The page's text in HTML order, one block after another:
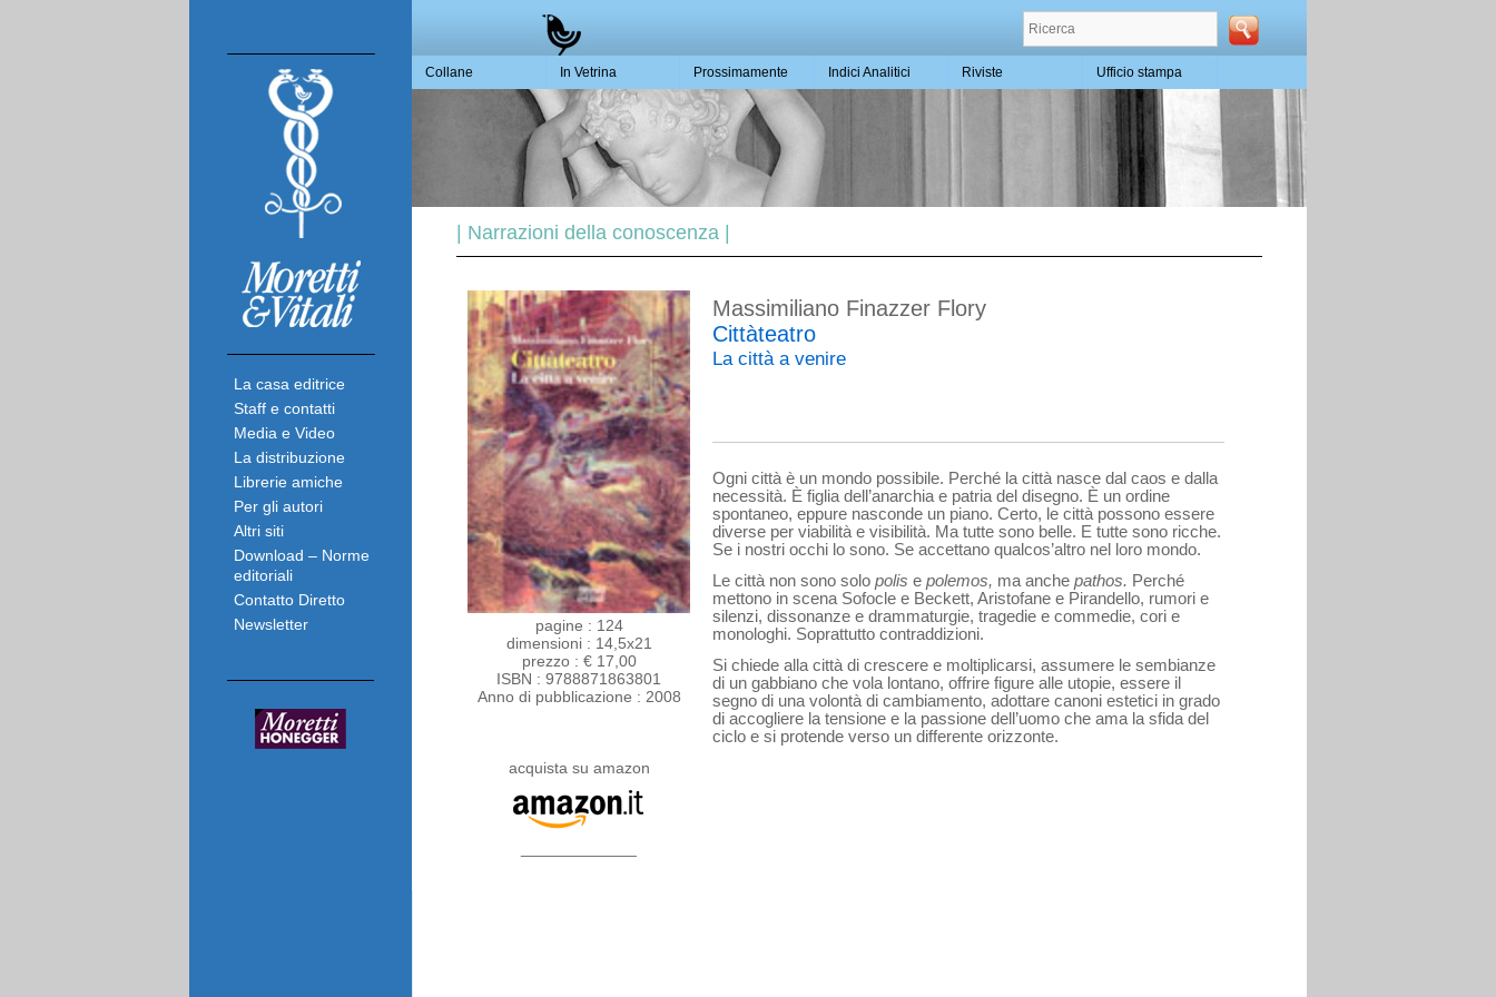
La casa editrice
Staff e contatti
Media e Video
La distribuzione
Librerie amiche
Per gli autori
Altri siti
Download – Norme
editoriali
Contatto Diretto
Newsletter
Collane In Vetrina Prossimamente Indici Analitici Riviste Ufficio stampa
| Narrazioni della conoscenza |
pagine : 124
dimensioni : 14,5x21
prezzo : € 17,00
ISBN : 9788871863801
Anno di pubblicazione : 2008
acquista su amazon
Massimiliano Finazzer Flory
Cittàteatro
La città a venire
Ogni città è un mondo possibile. Perché la città nasce dal caos e dalla
necessità. È figlia dell’anar­chia e patria del disegno. È un ordine
spontaneo, eppure nasconde un piano. Certo, le città possono essere
diverse per viabilità e visibilità. Ma tutte sono belle. E tutte sono ricche.
Se i nostri occhi lo sono. Se accettano qualcos’altro nel loro mondo.
Le città non sono solo polis e polemos, ma anche pathos. Perché
mettono in scena Sofocle e Beckett, Aristofane e Pirandello, rumori e
silenzi, dissonan­ze e drammaturgie, tragedie e commedie, cori e
monologhi. Soprattutto contraddizioni.
Si chiede alla città di crescere e moltiplicarsi, assu­mere le sembianze
di un gabbiano che vola lonta­no, offrire figure alle utopie, essere il
segno di una volontà di cambiamento, adottare canoni estetici in grado
di accogliere la tensione e la passione dell’uomo che ama la sfida del
ciclo e si protende verso un differente orizzonte.